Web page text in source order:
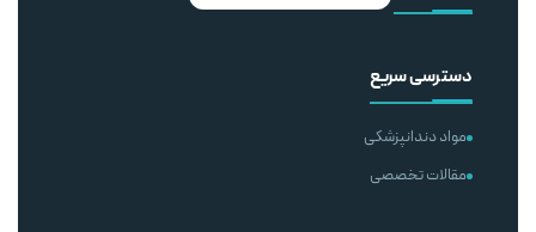
دسترسی سریع
مواد دندانپزشکی
مقالات تخصصی